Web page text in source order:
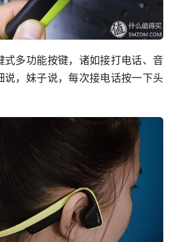
式多功能按键，诸如接打电话、音
说，妹子说，每次接电话按一下头